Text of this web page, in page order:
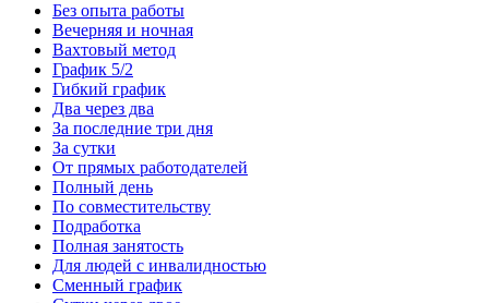
Без опыта работы
Вечерняя и ночная
Вахтовый метод
График 5/2
Гибкий график
Два через два
За последние три дня
За сутки
От прямых работодателей
Полный день
По совместительству
Подработка
Полная занятость
Для людей с инвалидностью
Сменный график